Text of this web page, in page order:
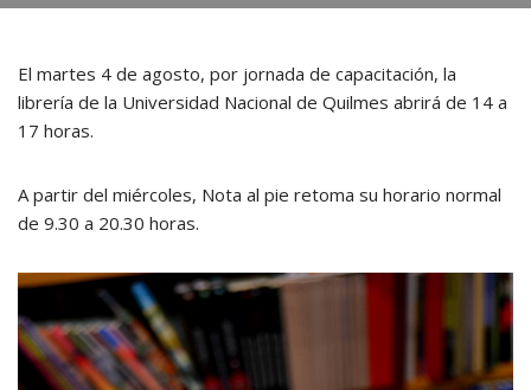
El martes 4 de agosto, por jornada de capacitación, la
librería de la Universidad Nacional de Quilmes abrirá de 14 a
17 horas.
A partir del miércoles, Nota al pie retoma su horario normal
de 9.30 a 20.30 horas.